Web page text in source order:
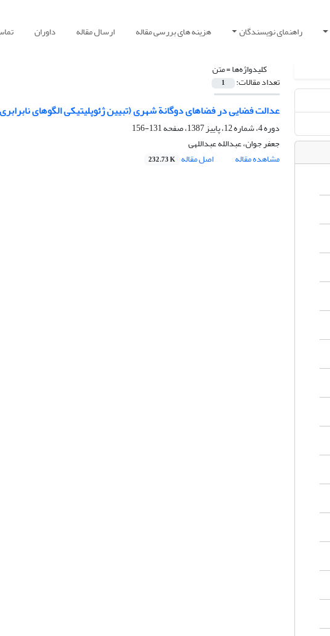
راهنمای نویسندگان هزینه های بررسی مقاله ارسال مقاله داوران
کلیدواژه‌ها =متن
تعداد مقالات: 1
عدالت فضایی در فضاهای دوگانة شهری (تبیین ژئوپلیتیکی الگوهای
دوره 4، شماره 12، پاییز 1387، صفحه
131-156
جعفر جوان، عبدالله عبداللهی
مشاهده مقاله
اصل مقاله 232.73 K